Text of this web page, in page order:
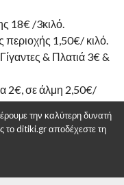
18€ /3κιλό.
1,50€/ κιλό.
& Πλατιά 3€ &
2€, σε άλμη 2,50€/
σε
3,5€/κιλό (650gr
1,5€ /200gr.
την καλύτερη δυνατή
το ditiki.gr αποδέχεστε τη